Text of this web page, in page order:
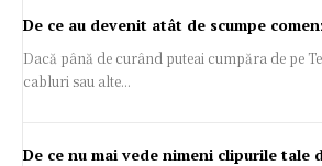
De ce au devenit atât de scumpe
Dacă până de curând puteai cumpăra de pe
cabluri sau alte...
De ce nu mai vede nimeni clipurile tale